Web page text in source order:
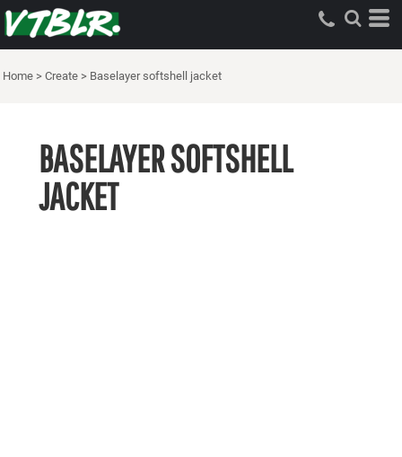
Home > Create > Baselayer softshell jacket
BASELAYER SOFTSHELL
JACKET